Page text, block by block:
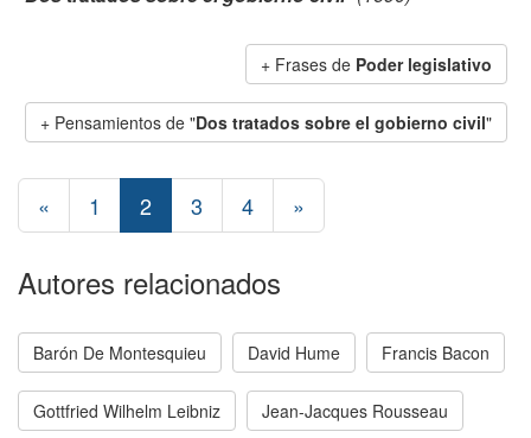
+ Frases de Poder legislativo
+ Pensamientos de "Dos tratados sobre el gobierno civil"
« 1 2 3 4 »
Autores relacionados
Barón De Montesquieu David Hume Francis Bacon
Gottfried Wilhelm Leibniz Jean-Jacques Rousseau